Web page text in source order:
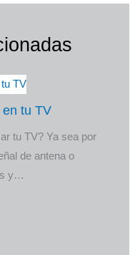
tu TV
tu TV? Ya sea por
de antena o
y…